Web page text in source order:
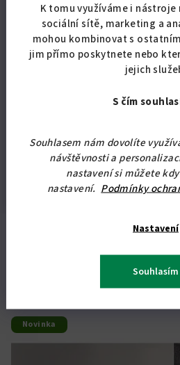
K tomu využíváme i nástroje
sociální sítě, marketing a
mohou kombinovat s
jim přímo poskytnete nebo
jejich
S čím
Souhlasem nám dovolíte
návštěvnosti a
nastavení si můžete
nastavení. Podmínky
Nastavení
Souhlasím
Doplňkové parametry
Bytové
fialová,
?
Materiál
čalounění: mikrofáze,
Podobné
Novinka